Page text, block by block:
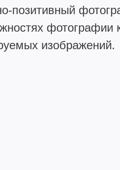
позитивный
фотографии
изображений.